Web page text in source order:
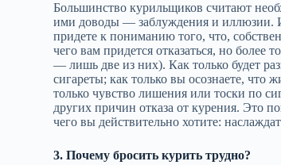
Большинство курильщиков считают
ими доводы — заблуждения и иллюзии.
придете к пониманию того, что,
чего вам придется отказаться, но
— лишь две из них). Как только будет
сигареты; как только вы осознаете, что
только чувство лишения или тоски по
других причин отказа от курения. Это
чего вы действительно хотите:
3. Почему бросить курить трудно?